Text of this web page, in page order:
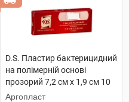
D.S. Пластир бактерицидний
на полімерній основі
прозорий 7,2 см х 1,9 см 10
шт
Аргопласт